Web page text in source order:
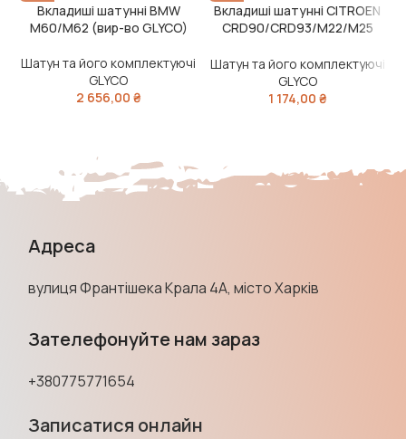
Вкладиші шатунні BMW
M60/M62 (вир-во GLYCO)
Шатун та його комплектуючі
GLYCO
2 656,00 ₴
Вкладиші шатунні CITROEN
CRD90/CRD93/M22/M25
Шатун та його комплектуючі
GLYCO
1 174,00 ₴
Адреса
вулиця Франтішека Крала 4А, місто Харків
Зателефонуйте нам зараз
+380775771654
Записатися онлайн